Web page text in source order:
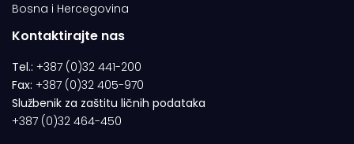
Bosna i Hercegovina
Kontaktirajte nas
Tel.: +387 (0)32 441-200
Fax: +387 (0)32 405-970
Službenik za zaštitu ličnih podataka
+387 (0)32 464-450